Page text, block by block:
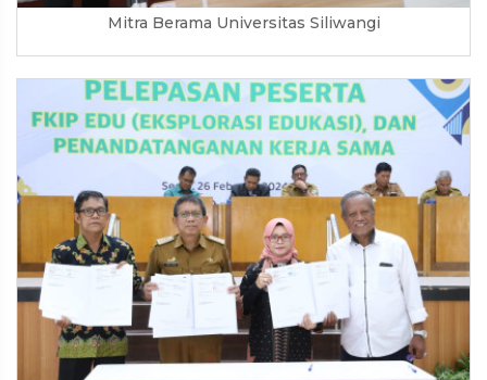
Mitra Berama Universitas Siliwangi